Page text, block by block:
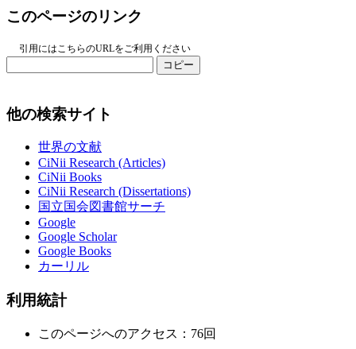
このページのリンク
引用にはこちらのURLをご利用ください
コピー
他の検索サイト
世界の文献
CiNii Research (Articles)
CiNii Books
CiNii Research (Dissertations)
国立国会図書館サーチ
Google
Google Scholar
Google Books
カーリル
利用統計
このページへのアクセス：76回